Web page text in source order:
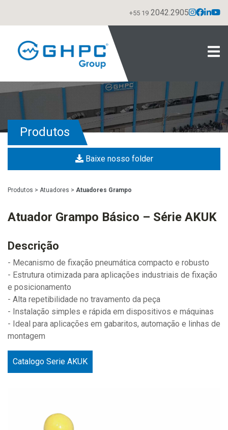
+55 19 2042.2905
Produtos
Baixe nosso folder
Produtos > Atuadores > Atuadores Grampo
Atuador Grampo Básico – Série AKUK
Descrição
- Mecanismo de fixação pneumática compacto e robusto
- Estrutura otimizada para aplicações industriais de fixação
e posicionamento
- Alta repetibilidade no travamento da peça
- Instalação simples e rápida em dispositivos e máquinas
- Ideal para aplicações em gabaritos, automação e linhas de
montagem
Catalogo Serie AKUK